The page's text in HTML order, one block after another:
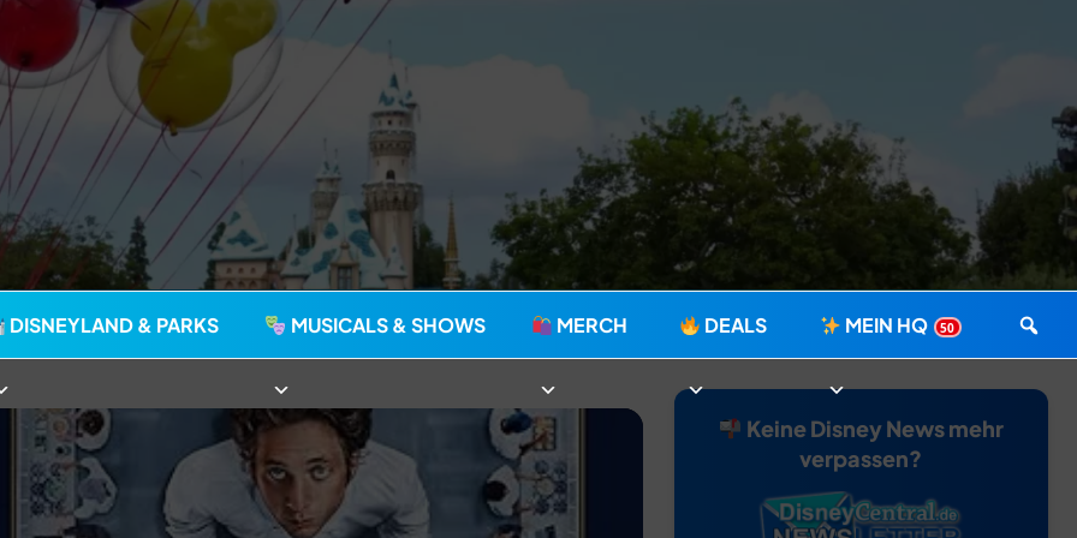
seit 2006
DISNEYLAND & PARKS MUSICALS & SHOWS MERCH DEALS MEIN HQ 50
Keine Disney News mehr
verpassen?